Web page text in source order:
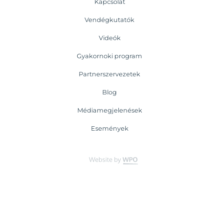
Kapcsolat
Vendégkutatók
Videók
Gyakornoki program
Partnerszervezetek
Blog
Médiamegjelenések
Események